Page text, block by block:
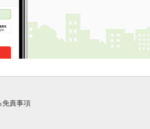
免責事項